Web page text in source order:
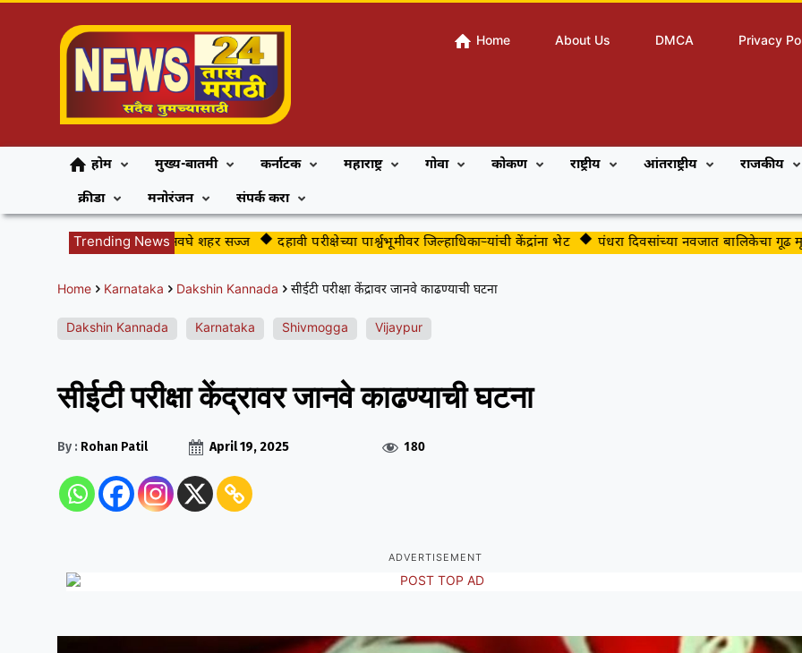
Home About Us DMCA Privacy
होम मुख्य-बातमी कर्नाटक महाराष्ट्र गोवा कोकण राष्ट्रीय आंतराष्ट्रीय
राजकीय
क्रीडा
मनोरंजन संपर्क करा
Trending News
स्वागतासाठी अवघे शहर सज्ज दहावी परीक्षेच्या पार्श्वभूमीवर जिल्हाधिकाऱ्यांची केंद्रांना भेट पंधरा दिवसांच्या नवजात बालिकेचा गूढ मृत्यू
Home Karnataka Dakshin Kannada सीईटी परीक्षा केंद्रावर जानवे काढण्याची घटना
Dakshin Kannada Karnataka Shivmogga Vijaypur
सीईटी परीक्षा केंद्रावर जानवे काढण्याची घटना
By : Rohan Patil April 19, 2025 180
ADVERTISEMENT